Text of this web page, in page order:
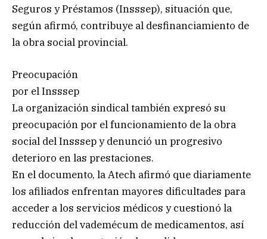
Seguros y Préstamos (Insssep), situación que,
según afirmó, contribuye al desfinanciamiento de
la obra social provincial.
Preocupación
por el Insssep
La organización sindical también expresó su
preocupación por el funcionamiento de la obra
social del Insssep y denunció un progresivo
deterioro en las prestaciones.
En el documento, la Atech afirmó que diariamente
los afiliados enfrentan mayores dificultades para
acceder a los servicios médicos y cuestionó la
reducción del vademécum de medicamentos, así